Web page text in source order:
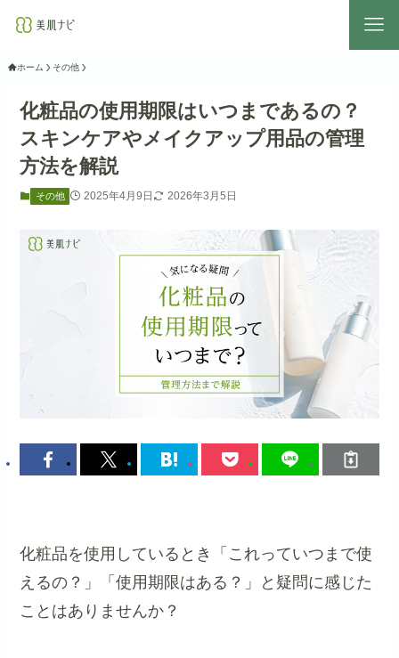
ホーム その他
化粧品の使用期限はいつまであるの？
スキンケアやメイクアップ用品の管理
方法を解説
その他 2025年4月9日 2026年3月5日
化粧品を使用しているとき「これっていつまで使
えるの？」「使用期限はある？」と疑問に感じた
ことはありませんか？